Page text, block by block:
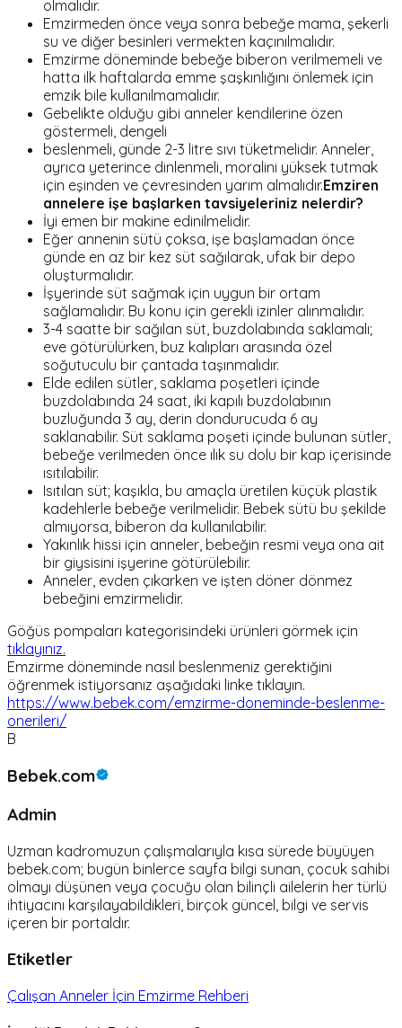
olmalıdır.
Emzirmeden önce veya sonra bebeğe mama, şekerli
su ve diğer besinleri vermekten kaçınılmalıdır.
Emzirme döneminde bebeğe biberon verilmemeli ve
hatta ilk haftalarda emme şaşkınlığını önlemek için
emzik bile kullanılmamalıdır.
Gebelikte olduğu gibi anneler kendilerine özen
göstermeli, dengeli
beslenmeli, günde 2-3 litre sıvı tüketmelidir. Anneler,
ayrıca yeterince dinlenmeli, moralini yüksek tutmak
için eşinden ve çevresinden yarım almalıdır.Emziren
annelere işe başlarken tavsiyeleriniz nelerdir?
İyi emen bir makine edinilmelidir.
Eğer annenin sütü çoksa, işe başlamadan önce
günde en az bir kez süt sağılarak, ufak bir depo
oluşturmalıdır.
İşyerinde süt sağmak için uygun bir ortam
sağlamalıdır. Bu konu için gerekli izinler alınmalıdır.
3-4 saatte bir sağılan süt, buzdolabında saklamalı;
eve götürülürken, buz kalıpları arasında özel
soğutuculu bir çantada taşınmalıdır.
Elde edilen sütler, saklama poşetleri içinde
buzdolabında 24 saat, iki kapılı buzdolabının
buzluğunda 3 ay, derin dondurucuda 6 ay
saklanabilir. Süt saklama poşeti içinde bulunan sütler,
bebeğe verilmeden önce ılık su dolu bir kap içerisinde
ısıtılabilir.
Isıtılan süt; kaşıkla, bu amaçla üretilen küçük plastik
kadehlerle bebeğe verilmelidir. Bebek sütü bu şekilde
almıyorsa, biberon da kullanılabilir.
Yakınlık hissi için anneler, bebeğin resmi veya ona ait
bir giysisini işyerine götürülebilir.
Anneler, evden çıkarken ve işten döner dönmez
bebeğini emzirmelidir.
Göğüs pompaları kategorisindeki ürünleri görmek için
tıklayınız.
Emzirme döneminde nasıl beslenmeniz gerektiğini
öğrenmek istiyorsanız aşağıdaki linke tıklayın.
https://www.bebek.com/emzirme-doneminde-beslenme-
onerileri/
B
Bebek.com
Admin
Uzman kadromuzun çalışmalarıyla kısa sürede büyüyen
bebek.com; bugün binlerce sayfa bilgi sunan, çocuk sahibi
olmayı düşünen veya çocuğu olan bilinçli ailelerin her türlü
ihtiyacını karşılayabildikleri, birçok güncel, bilgi ve servis
içeren bir portaldır.
Etiketler
Çalışan Anneler İçin Emzirme Rehberi